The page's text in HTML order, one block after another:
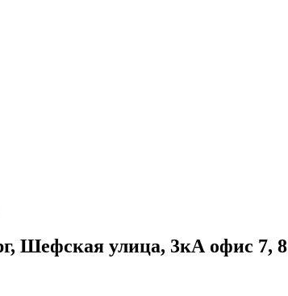
, Шефская улица, 3кА офис 7, 8